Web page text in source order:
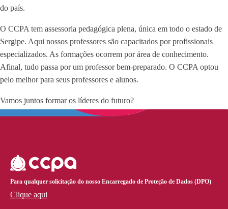
do país.
O CCPA tem assessoria pedagógica plena, única em todo o estado de
Sergipe. Aqui nossos professores são capacitados por profissionais
especializados. As formações ocorrem por área de conhecimento.
Afinal, tudo passa por um professor bem-preparado. O CCPA optou
pelo melhor para seus professores e alunos.
Vamos juntos formar os líderes do futuro?
Para qualquer solicitação do nosso Encarregado de Proteção de Dados (DPO)
Clique aqui